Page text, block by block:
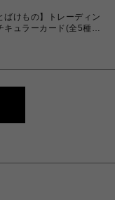
ばけもの】トレーディン
キュラーカード(全5種